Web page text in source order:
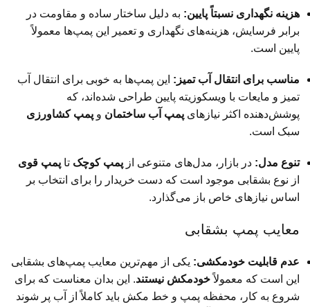
هزینه نگهداری نسبتاً پایین: به دلیل ساختار ساده و مقاومت در
برابر فرسایش، هزینه‌های نگهداری و تعمیر این پمپ‌ها معمولاً
پایین است.
مناسب برای انتقال آب تمیز: این پمپ‌ها به خوبی برای انتقال آب
تمیز و مایعات با ویسکوزیته پایین طراحی شده‌اند، که
پوشش‌دهنده اکثر نیازهای پمپ آب ساختمان و پمپ کشاورزی
سبک است.
تنوع مدل: در بازار، مدل‌های متنوعی از پمپ کوچک تا پمپ قوی
از نوع بشقابی موجود است که دست خریدار را برای انتخاب بر
اساس نیازهای خاص باز می‌گذارد.
معایب پمپ بشقابی
عدم قابلیت خودمکشی: یکی از مهم‌ترین معایب پمپ‌های بشقابی
این است که معمولاً خودمکش نیستند. این بدان معناست که برای
شروع به کار، محفظه پمپ و خط مکش باید کاملاً از آب پر شوند